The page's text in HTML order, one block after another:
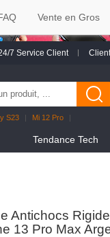
7 Service Client
S23
Mi 12 Pro
Tendance Tech
Antichocs
13 Pro Max
Vente en Gros